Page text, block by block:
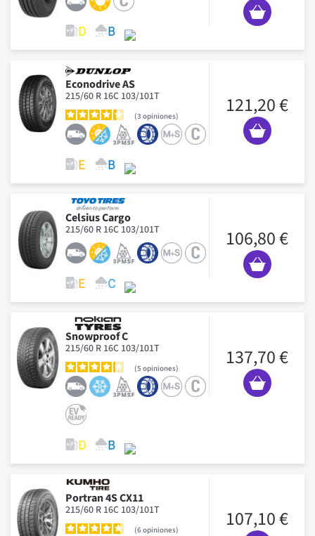
Econodrive AS
215/60 R 16C 103/101T
3 opiniones 121,20 €
Celsius Cargo
215/60 R 16C 103/101T 106,80 €
Snowproof C
215/60 R 16C 103/101T
5 opiniones 137,70 €
Portran 4S CX11
215/60 R 16C 103/101T
6opiniones 107,10 €